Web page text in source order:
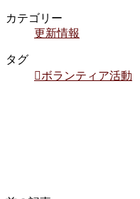
カテゴリー
更新情報
タグ
ボランティア活動